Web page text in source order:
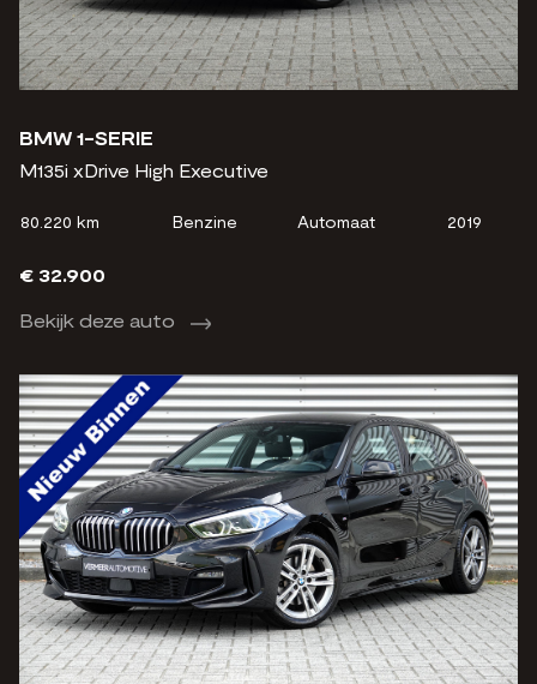
BMW 1-SERIE
M135i xDrive High Executive
80.220 km Benzine Automaat 2019
€ 32.900
Bekijk deze auto